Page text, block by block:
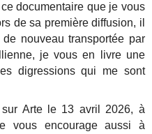
documentaire que je vous
de sa première diffusion, il
nouveau transportée par
je vous en livre une
digressions qui me sont
Arte le 13 avril 2026, à
vous encourage aussi à